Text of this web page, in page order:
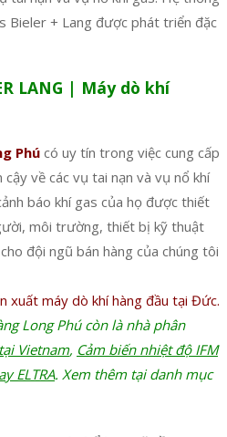
Bieler + Lang được phát triển đặc
LANG | Máy dò khí
Phú có uy tín trong việc cung cấp
về các vụ tai nạn và vụ nổ khí
báo khí gas của họ được thiết
môi trường, thiết bị kỹ thuật
đội ngũ bán hàng của chúng tôi
xuất máy dò khí hàng đầu tại Đức.
Long Phú còn là nhà phân
Vietnam, Cảm biến nhiệt độ IFM
ELTRA. Xem thêm tại danh mục